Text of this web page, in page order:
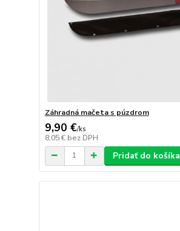
Záhradná mačeta s púzdrom
9,90 €/ks
8,05 € bez DPH
Pridať do košíka